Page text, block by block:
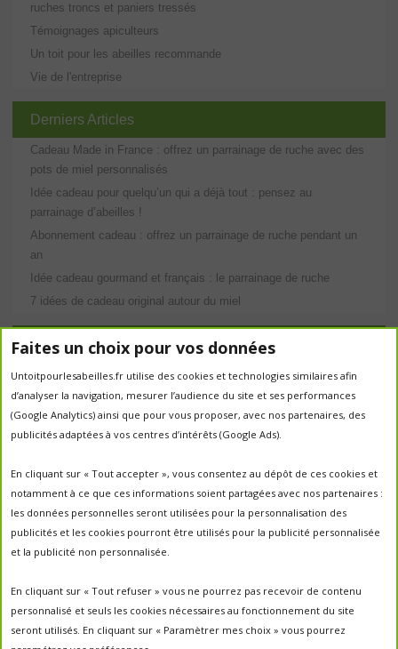
Faites un choix pour vos données
Untoitpourlesabeilles.fr utilise des cookies et technologies similaires afin
d’analyser la navigation, mesurer l’audience du site et ses performances
(Google Analytics) ainsi que pour vous proposer, avec nos partenaires, des
publicités adaptées à vos centres d’intérêts (Google Ads).
En cliquant sur « Tout accepter », vous consentez au dépôt de ces cookies et
notamment à ce que ces informations soient partagées avec nos partenaires :
les données personnelles seront utilisées pour la personnalisation des
publicités et les cookies pourront être utilisés pour la publicité personnalisée
et la publicité non personnalisée.
En cliquant sur « Tout refuser » vous ne pourrez pas recevoir de contenu
personnalisé et seuls les cookies nécessaires au fonctionnement du site
seront utilisés. En cliquant sur « Paramètrer mes choix » vous pourrez
ruches troncs et paniers tressés
Témoignages apiculteurs
Un toit pour les abeilles recommande
Vie de l'entreprise
Derniers Articles
Cadeau Made in France : offrez un parrainage de ruche avec des
pots de miel personnalisés
Idée cadeau pour quelqu’un qui a déjà tout : pensez au
parrainage d’abeilles !
Abonnement cadeau : offrez un parrainage de ruche pendant un
an
Idée cadeau gourmand et français : le parrainage de ruche
7 idées de cadeau original autour du miel
Étiquettes
abeille abeille en danger abeilles animation
apiculteur apiculteurs apiculture apiculture
autrefois biodiversité Chantal Jacquot et Yves Robert
essaimage essaim sauvage fleurs la vie de la
ruche Maroc miel miel; production;abeilles
miel
français
parrainage de ruche
parrainer une ruche pesticides
portes ouvertes
rencontre apiculteurs ruche récolte récolte miel
saison2017 saison2018 saison apicole sauvage un
toit pour les abeilles untoitpourlesabeilles